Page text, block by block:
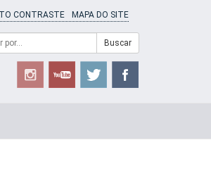
CONTRASTE MAPA DO SITE
Buscar